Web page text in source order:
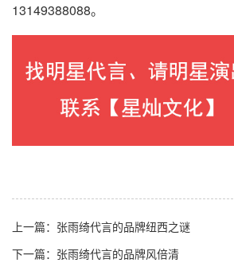
13149388088。
上一篇： 张雨绮代言的品牌纽西之谜
下一篇： 张雨绮代言的品牌风倍清